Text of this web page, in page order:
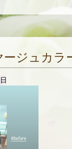
ージュカラ